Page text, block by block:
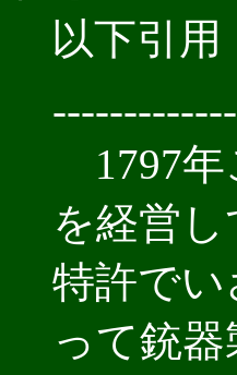
以下引用
1797年
を経営
特許で
って銃